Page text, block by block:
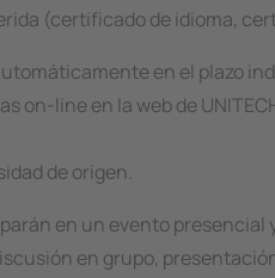
(certificado de idioma,
en el plazo
on-line en la web de
de origen.
en un evento presencial
en grupo,